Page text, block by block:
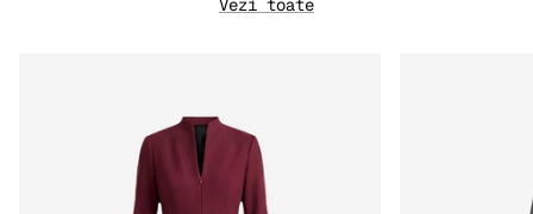
Vezi toate